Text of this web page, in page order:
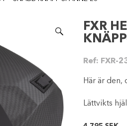
FXR
Ref: FXR-
Här är den,
Lättvikts